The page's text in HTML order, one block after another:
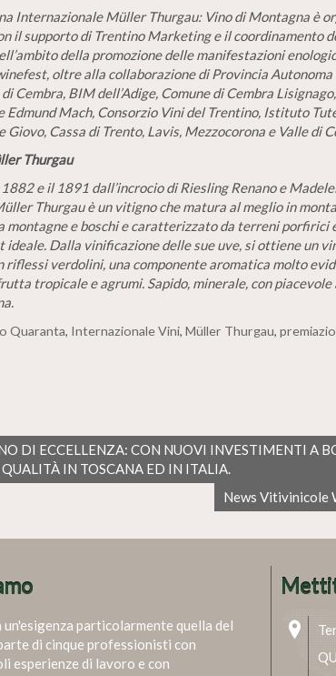
Internazionale Müller Thurgau: Vino di Montagna è
il supporto di Trentino Marketing e il coordinamento
della promozione delle manifestazioni
oltre alla collaborazione di Provincia Autonoma
Cembra, BIM dell’Adige, Comune di Cembra
Edmund Mach, Consorzio Vini del Trentino, Istituto
Giovo, Cassa di Trento, Lavis, Mezzocorona e Valle di
Thurgau
e il 1891 dall’incrocio di Riesling Renano e
Thurgau è un vitigno che matura al meglio in
montagne e boschi e caratterizzato da terreni
ideale. Dalla vinificazione delle sue uve, si ottiene un
riflessi verdolini, una componente aromatica molto
tropicale e agrumi. Sapido, minerale, con
Quaranta, Internazionale Vini, Müller Thurgau,
DI ECCELLENZA: CON NUOVI INVESTIMENTI A
IN TOSCANA ED IN ITALIA.
News Vitivinicole
un'esigenza particolarmente quella del
di cinque professionisti con
esperienze di lavoro e con